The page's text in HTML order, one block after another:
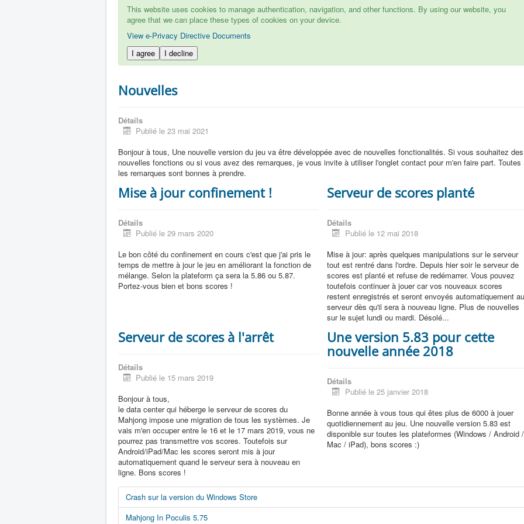
This website uses cookies to manage authentication, navigation, and other functions. By using our website, you
agree that we can place these types of cookies on your device.
View e-Privacy Directive Documents
I agree
I decline
Nouvelles
Détails
Publié le 23 mai 2021
Bonjour à tous, Une nouvelle version du jeu va être développée avec de nouvelles fonctionalités. Si vous souhaitez des
nouvelles fonctions ou si vous avez des remarques, je vous invite à utiliser l'onglet contact pour m'en faire part. Toutes
les remarques sont bonnes à prendre.
Mise à jour confinement !
Détails
Publié le 29 mars 2020
Le bon côté du confinement en cours c'est que j'ai pris le
temps de mettre à jour le jeu en améliorant la fonction de
mélange. Selon la plateform ça sera la 5.86 ou 5.87.
Portez-vous bien et bons scores !
Serveur de scores planté
Détails
Publié le 12 mai 2018
Mise à jour: après quelques manipulations sur le serveur
tout est rentré dans l'ordre. Depuis hier soir le serveur de
scores est planté et refuse de redémarrer. Vous pouvez
toutefois continuer à jouer car vos nouveaux scores
restent enregistrés et seront envoyés automatiquement
serveur dès qu'il sera à nouveau ligne. Plus de nouvelles
sur le sujet lundi ou mardi. Désolé...
Serveur de scores à l'arrêt
Détails
Publié le 15 mars 2019
Bonjour à tous,
le data center qui héberge le serveur de scores du
Mahjong impose une migration de tous les systèmes. Je
vais m'en occuper entre le 16 et le 17 mars 2019, vous ne
pourrez pas transmettre vos scores. Toutefois sur
Android/iPad/Mac les scores seront mis à jour
automatiquement quand le serveur sera à nouveau en
ligne. Bons scores !
Une version 5.83 pour cette
nouvelle année 2018
Détails
Publié le 25 janvier 2018
Bonne année à vous tous qui êtes plus de 6000 à jouer
quotidiennement au jeu. Une nouvelle version 5.83 est
disponible sur toutes les plateformes (Windows / Android /
Mac / iPad), bons scores :)
Crash sur la version du Windows Store
Mahjong In Poculis 5.75